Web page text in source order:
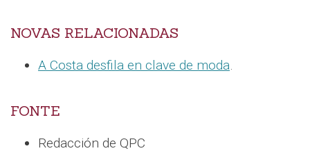
NOVAS RELACIONADAS
A Costa desfila en clave de moda.
FONTE
Redacción de QPC